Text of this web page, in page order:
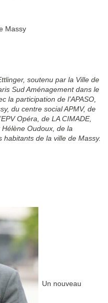
Massy
soutenu par la Ville de
Sud Aménagement dans le
la participation de l’APASO,
du centre social APMV, de
Opéra, de LA CIMADE,
Oudoux, de la
de la ville de Massy.
Un nouveau